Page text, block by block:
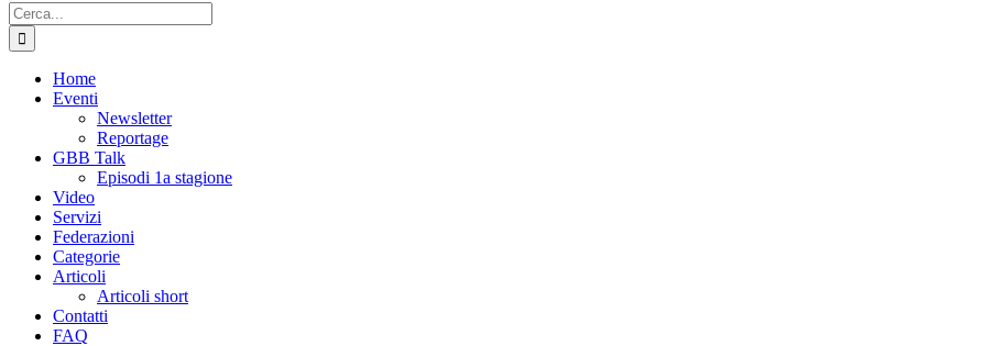
Cerca
per:
Home
Eventi
Newsletter
Reportage
GBB Talk
Episodi 1a stagione
Video
Servizi
Federazioni
Categorie
Articoli
Articoli short
Contatti
FAQ